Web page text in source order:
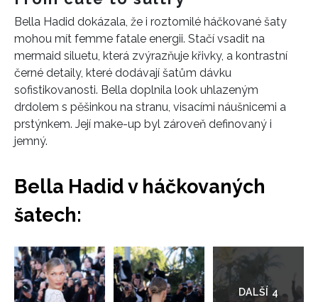
INFORMACE
Bella Hadid dokázala, že i roztomilé háčkované šaty
mohou mít femme fatale energii. Stačí vsadit na
mermaid siluetu, která zvýrazňuje křivky, a kontrastní
černé detaily, které dodávají šatům dávku
sofistikovanosti. Bella doplnila look uhlazeným
drdolem s pěšinkou na stranu, visacími náušnicemi a
prstýnkem. Její make-up byl zároveň definovaný i
jemný.
Bella Hadid v háčkovaných
šatech:
Přejít
do
galerie